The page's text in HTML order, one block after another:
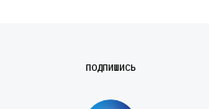
ПОДПИШИСЬ